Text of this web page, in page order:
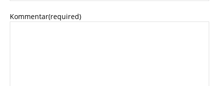
Kommentar(required)